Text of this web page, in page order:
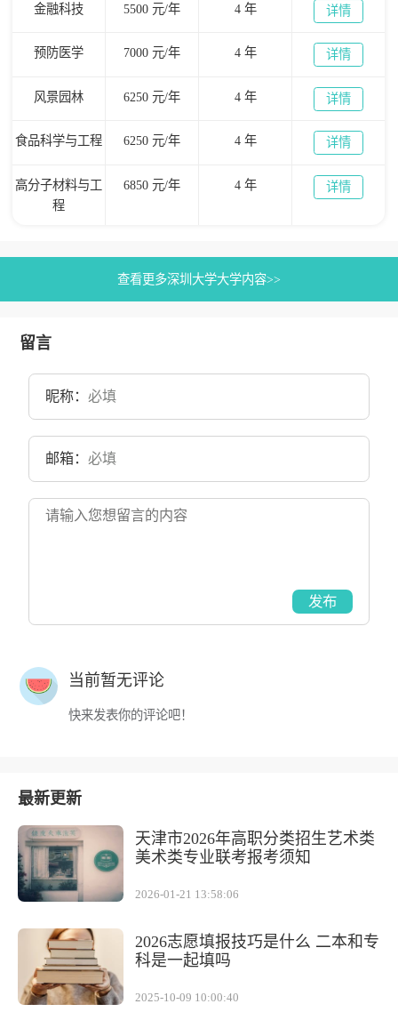
金融科技 5500 元/年 4 年 详情
预防医学 7000 元/年 4 年 详情
风景园林 6250 元/年 4 年 详情
食品科学与工程 6250 元/年 4 年 详情
高分子材料与工
程
6850 元/年 4 年 详情
查看更多深圳大学大学内容>>
留言
昵称：
邮箱：
发布
当前暂无评论
快来发表你的评论吧！
最新更新
天津市2026年高职分类招生艺术类
美术类专业联考报考须知
2026-01-21 13:58:06
2026志愿填报技巧是什么 二本和专
科是一起填吗
2025-10-09 10:00:40